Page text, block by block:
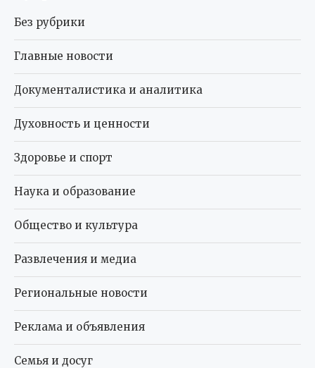
Без рубрики
Главные новости
Документалистика и аналитика
Духовность и ценности
Здоровье и спорт
Наука и образование
Общество и культура
Развлечения и медиа
Региональные новости
Реклама и объявления
Семья и досуг